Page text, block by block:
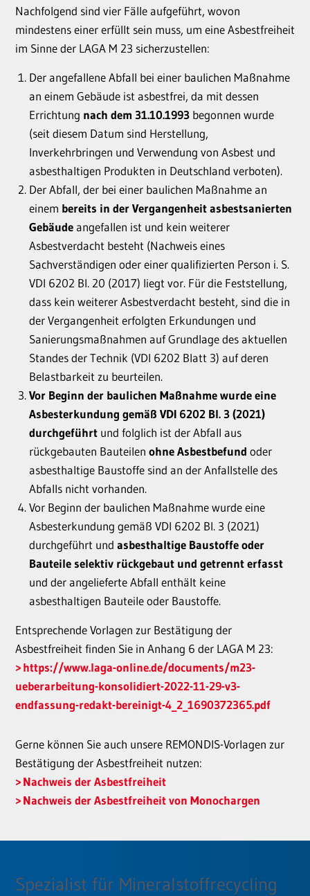
Nachfolgend sind vier Fälle aufgeführt, wovon
mindestens einer erfüllt sein muss, um eine Asbestfreiheit
im Sinne der LAGA M 23 sicherzustellen:
Der angefallene Abfall bei einer baulichen Maßnahme
an einem Gebäude ist asbestfrei, da mit dessen
Errichtung nach dem 31.10.1993 begonnen wurde
(seit diesem Datum sind Herstellung,
Inverkehrbringen und Verwendung von Asbest und
asbesthaltigen Produkten in Deutschland verboten).
Der Abfall, der bei einer baulichen Maßnahme an
einem bereits in der Vergangenheit asbestsanierten
Gebäudeangefallen ist und kein weiterer
Asbestverdacht besteht (Nachweis eines
Sachverständigen oder einer qualifizierten Person i. S.
VDI 6202 Bl. 20 (2017) liegt vor. Für die Feststellung,
dass kein weiterer Asbestverdacht besteht, sind die in
der Vergangenheit erfolgten Erkundungen und
Sanierungsmaßnahmen auf Grundlage des aktuellen
Standes der Technik (VDI 6202 Blatt 3) auf deren
Belastbarkeit zu beurteilen.
Vor Beginn der baulichen Maßnahme wurde eine
Asbesterkundung gemäß VDI 6202 Bl. 3 (2021)
durchgeführt und folglich ist der Abfall aus
rückgebauten Bauteilenohne Asbestbefund oder
asbesthaltige Baustoffe sind an der Anfallstelle des
Abfalls nicht vorhanden.
Vor Beginn der baulichen Maßnahme wurde eine
Asbesterkundung gemäß VDI 6202 Bl. 3 (2021)
durchgeführt undasbesthaltige Baustoffe oder
Bauteile selektiv rückgebaut und getrennt erfasst
und der angelieferte Abfall enthält keine
asbesthaltigen Bauteile oder Baustoffe.
Entsprechende Vorlagen zur Bestätigung der
Asbestfreiheit finden Sie in Anhang 6 der LAGA M 23:
https://www.laga-online.de/documents/m23-
ueberarbeitung-konsolidiert-2022-11-29-v3-
endfassung-redakt-bereinigt-4_2_1690372365.pdf
Gerne können Sie auch unsere REMONDIS-Vorlagen zur
Bestätigung der Asbestfreiheit nutzen:
Nachweis der Asbestfreiheit
Nachweis der Asbestfreiheit von Monochargen
Spezialist für Mineralstoffrecycling